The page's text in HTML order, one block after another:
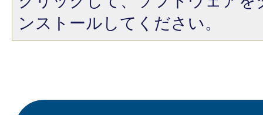
ンストールしてください。